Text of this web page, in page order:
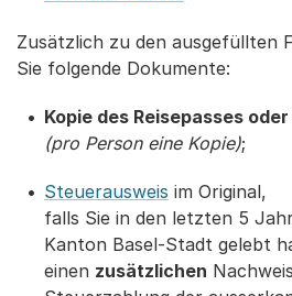
Zusätzlich zu den ausgefüllten
Sie folgende Dokumente:
Kopie des Reisepasses
(pro Person eine Kopie);
Steuerausweis im Original,
falls Sie in den letzten 5
Kanton Basel-Stadt gelebt
einen zusätzlichen